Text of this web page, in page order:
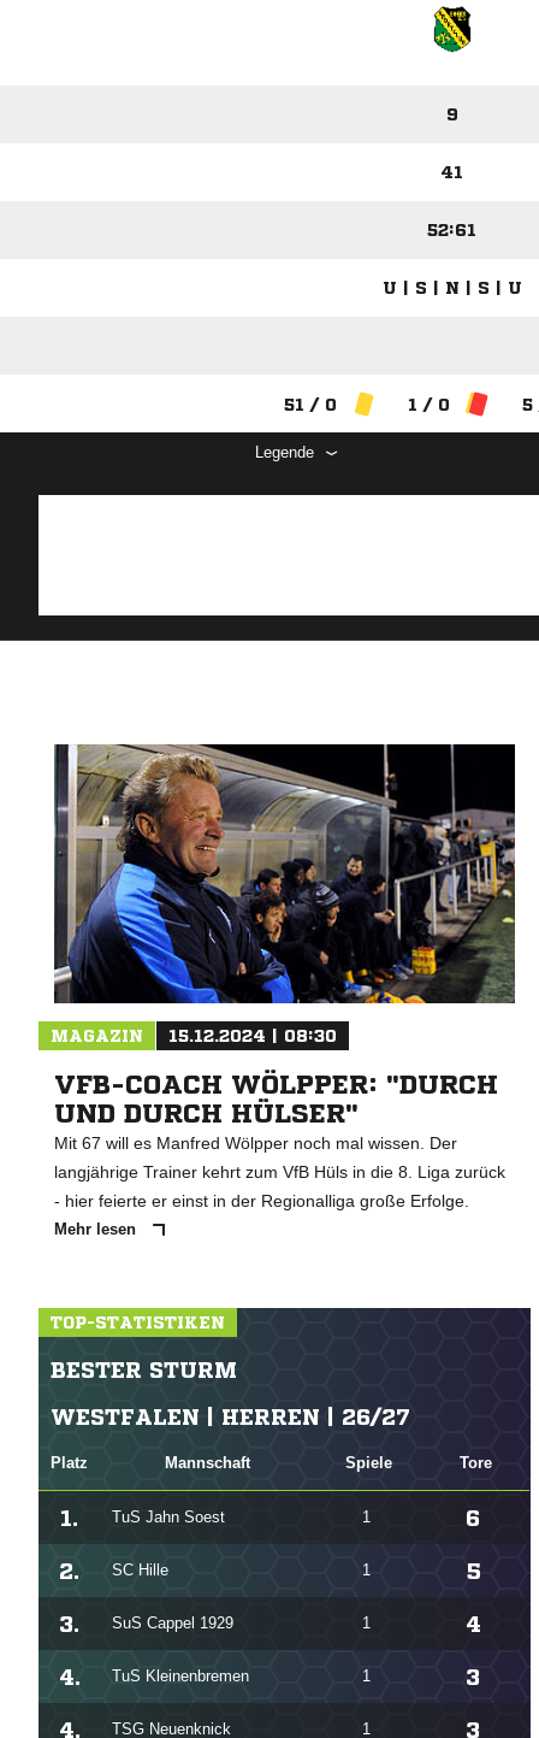
9
41
52:61
U | S | N | S | U
51 / 0 1 / 0 5
Legende
MAGAZIN 15.12.2024 | 08:30
VFB-COACH WÖLPPER: "DURCH
UND DURCH HÜLSER"
Mit 67 will es Manfred Wölpper noch mal wissen. Der
langjährige Trainer kehrt zum VfB Hüls in die 8. Liga zurück
- hier feierte er einst in der Regionalliga große Erfolge.
Mehr lesen
TOP-STATISTIKEN
BESTER STURM
WESTFALEN | HERREN | 26/27
Platz Mannschaft Spiele Tore
1. TuS Jahn Soest 1 6
2. SC Hille 1 5
3. SuS Cappel 1929 1 4
4. TuS Kleinenbremen 1 3
4. TSG Neuenknick 1 3